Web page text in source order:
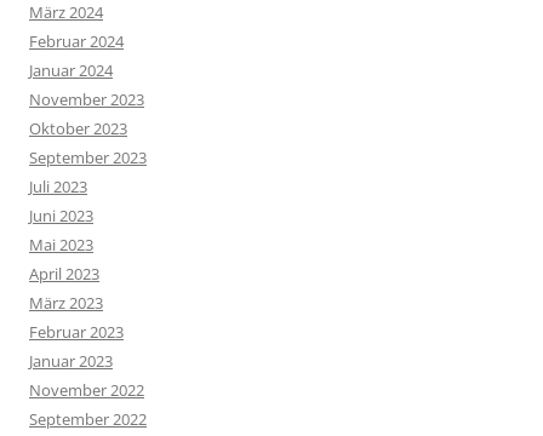
März 2024
Februar 2024
Januar 2024
November 2023
Oktober 2023
September 2023
Juli 2023
Juni 2023
Mai 2023
April 2023
März 2023
Februar 2023
Januar 2023
November 2022
September 2022